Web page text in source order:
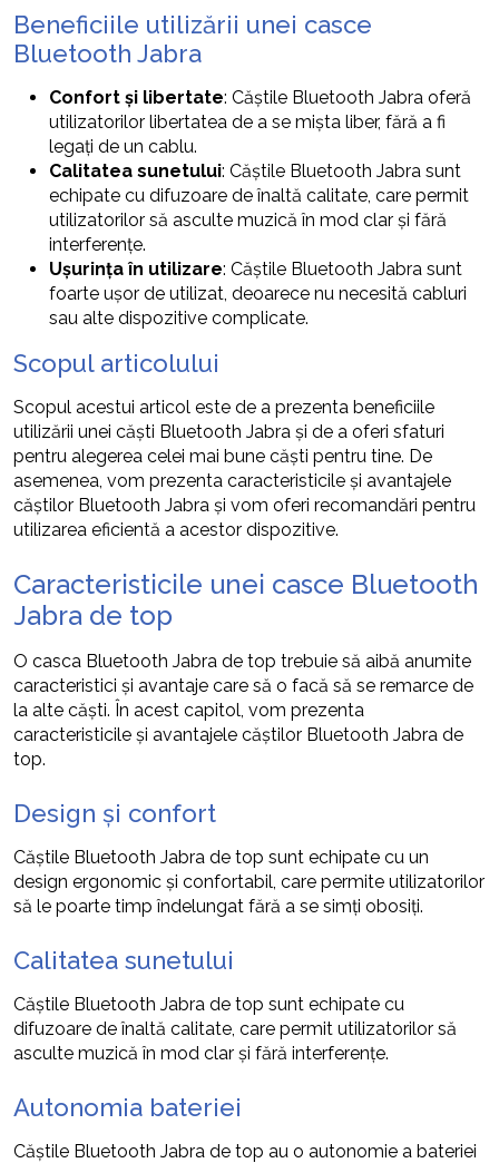
Beneficiile utilizării unei casce
Bluetooth Jabra
Confort și libertate: Căștile Bluetooth Jabra oferă
utilizatorilor libertatea de a se mișta liber, fără a fi
legați de un cablu.
Calitatea sunetului: Căștile Bluetooth Jabra sunt
echipate cu difuzoare de înaltă calitate, care permit
utilizatorilor să asculte muzică în mod clar și fără
interferențe.
Ușurința în utilizare: Căștile Bluetooth Jabra sunt
foarte ușor de utilizat, deoarece nu necesită cabluri
sau alte dispozitive complicate.
Scopul articolului
Scopul acestui articol este de a prezenta beneficiile
utilizării unei căști Bluetooth Jabra și de a oferi sfaturi
pentru alegerea celei mai bune căști pentru tine. De
asemenea, vom prezenta caracteristicile și avantajele
căștilor Bluetooth Jabra și vom oferi recomandări pentru
utilizarea eficientă a acestor dispozitive.
Caracteristicile unei casce Bluetooth
Jabra de top
O casca Bluetooth Jabra de top trebuie să aibă anumite
caracteristici și avantaje care să o facă să se remarce de
la alte căști. În acest capitol, vom prezenta
caracteristicile și avantajele căștilor Bluetooth Jabra de
top.
Design și confort
Căștile Bluetooth Jabra de top sunt echipate cu un
design ergonomic și confortabil, care permite utilizatorilor
să le poarte timp îndelungat fără a se simți obosiți.
Calitatea sunetului
Căștile Bluetooth Jabra de top sunt echipate cu
difuzoare de înaltă calitate, care permit utilizatorilor să
asculte muzică în mod clar și fără interferențe.
Autonomia bateriei
Căștile Bluetooth Jabra de top au o autonomie a bateriei